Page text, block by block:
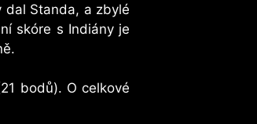
dal Standa, a zbylé
skóre s Indiány je
bodů). O celkové